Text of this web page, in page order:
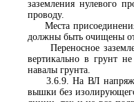
заземления нулевого
проводу.
Места присоединения
должны быть очищены
Переносное
вертикально в грунт
навалы грунта.
3.6.9. На ВЛ
вышки без